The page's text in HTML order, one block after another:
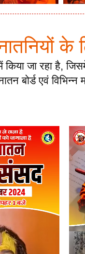
के
जा रहा है,
बोर्ड एवं विभिन्न